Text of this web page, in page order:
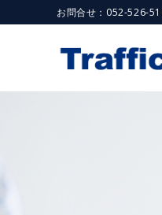
お問合せ：052-526-